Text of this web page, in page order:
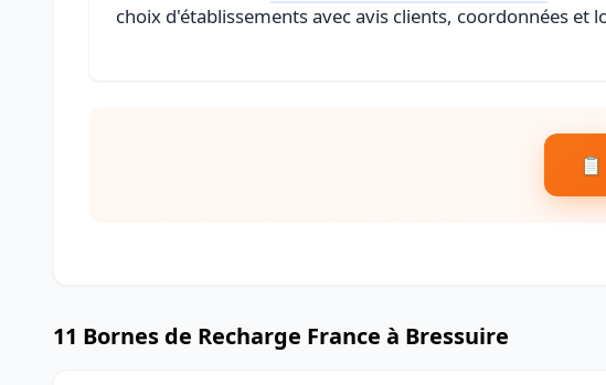
choix d'établissements avec avis clients, coordonnées et
11 Bornes de Recharge France à Bressuire